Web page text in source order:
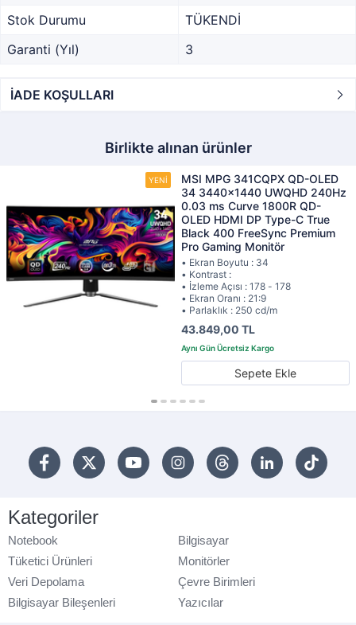
Stok Durumu
TÜKENDİ
Garanti (Yıl)
3
İADE KOŞULLARI
Birlikte alınan ürünler
MSI MPG 341CQPX QD-OLED
34 3440x1440 UWQHD 240Hz
0.03 ms Curve 1800R QD-
OLED HDMI DP Type-C True
Black 400 FreeSync Premium
Pro Gaming Monitör
• Ekran Boyutu : 34
• Kontrast :
• İzleme Açısı : 178 - 178
• Ekran Oranı : 21:9
• Parlaklık : 250 cd/m
43.849,00 TL
Sepete Ekle
Kategoriler
Notebook
Bilgisayar
Tüketici Ürünleri
Monitörler
Veri Depolama
Çevre Birimleri
Bilgisayar Bileşenleri
Yazıcılar